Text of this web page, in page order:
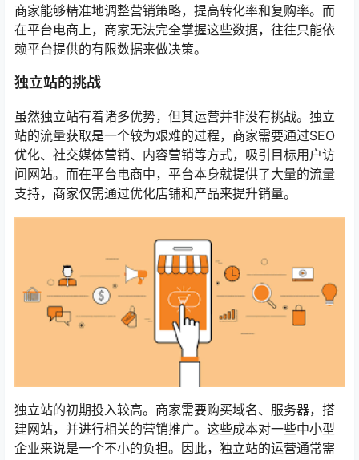
商家能够精准地调整营销策略，提高转化率和复购率。而
在平台电商上，商家无法完全掌握这些数据，往往只能依
赖平台提供的有限数据来做决策。
独立站的挑战
虽然独立站有着诸多优势，但其运营并非没有挑战。独立
站的流量获取是一个较为艰难的过程，商家需要通过SEO
优化、社交媒体营销、内容营销等方式，吸引目标用户访
问网站。而在平台电商中，平台本身就提供了大量的流量
支持，商家仅需通过优化店铺和产品来提升销量。
独立站的初期投入较高。商家需要购买域名、服务器，搭
建网站，并进行相关的营销推广。这些成本对一些中小型
企业来说是一个不小的负担。因此，独立站的运营通常需